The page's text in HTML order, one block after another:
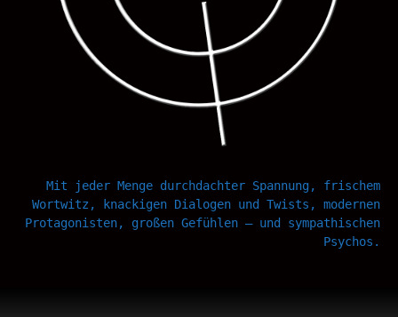
Mit jeder Menge durchdachter Spannung, frischem
Wortwitz, knackigen Dialogen und Twists, modernen
Protagonisten, großen Gefühlen – und sympathischen
Psychos.